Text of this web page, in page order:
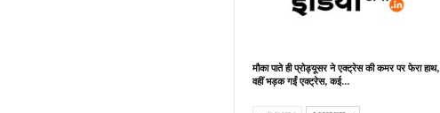
मौका पाते ही प्रोड्यूसर ने एक्ट्रेस की कमर पर फेरा हाथ,
वहीं भड़क गईं एक्ट्रेस, कई…